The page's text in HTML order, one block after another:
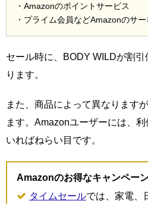
・Amazonのポイントサービス
・プライム会員などAmazonのサ
セール時に、BODY WILDが割
ります。
また、商品によって異なります
ます。Amazonユーザーには、
いればねらい目です。
Amazonのお得なキャンペー
タイムセールでは、家電、